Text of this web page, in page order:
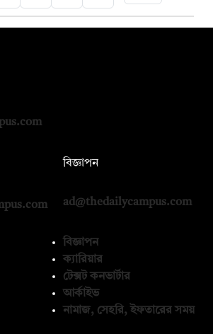
বিজ্ঞাপন
ad@thedailycampus.com
বিজ্ঞাপন
ক্যারিয়ার
টেক্সট কনভার্টার
আর্কাইভ
নামাজ, সেহরি, ইফতারের সময়